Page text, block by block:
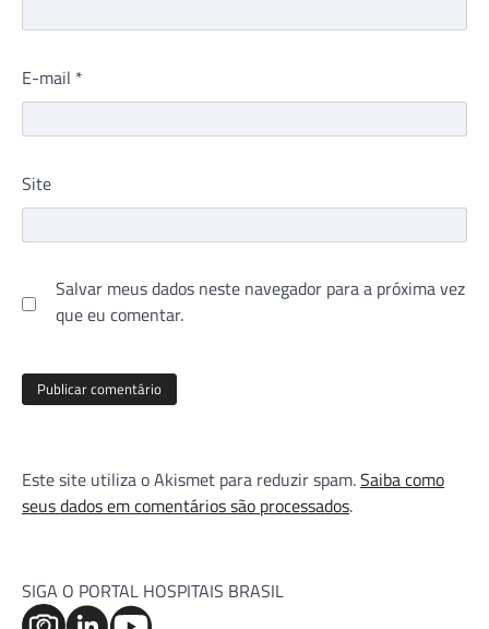
E-mail *
Site
Salvar meus dados neste navegador para a próxima vez
que eu comentar.
Este site utiliza o Akismet para reduzir spam.Saiba como
seus dados em comentários são processados.
SIGA O PORTAL HOSPITAIS BRASIL